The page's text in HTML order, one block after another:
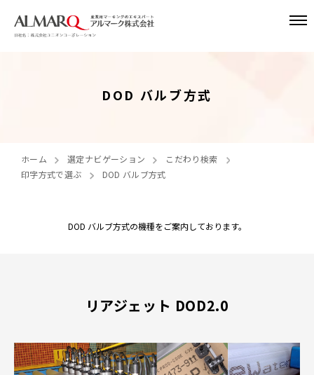
DOD バルブ方式
ホーム 選定ナビゲーション
こだわり検索
印字方式で選ぶ
DOD バルブ方式
DOD バルブ方式の機種をご案内しております。
リアジェット DOD2.0